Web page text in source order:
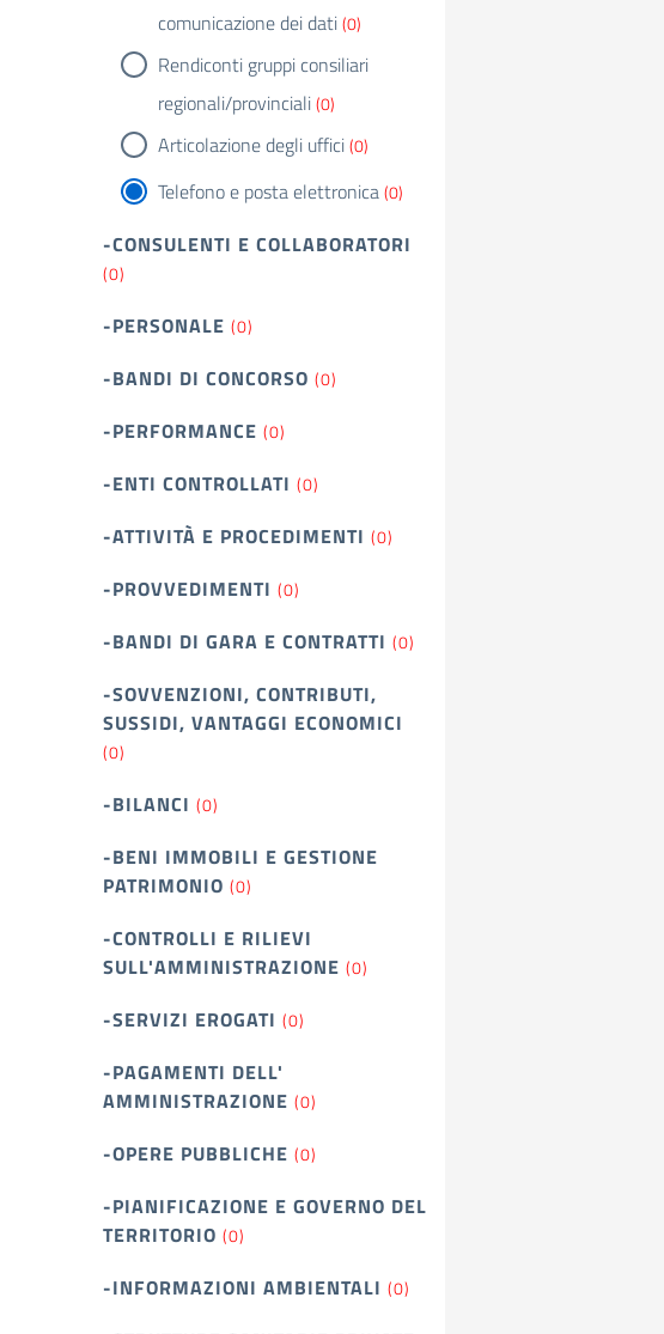
comunicazione dei dati(0)
Rendiconti gruppi consiliari
regionali/provinciali(0)
Articolazione degli uffici(0)
Telefono e posta elettronica(0)
-CONSULENTI E COLLABORATORI
(0)
-PERSONALE (0)
-BANDI DI CONCORSO (0)
-PERFORMANCE (0)
-ENTI CONTROLLATI (0)
-ATTIVITÀ E PROCEDIMENTI (0)
-PROVVEDIMENTI (0)
-BANDI DI GARA E CONTRATTI (0)
-SOVVENZIONI, CONTRIBUTI,
SUSSIDI, VANTAGGI ECONOMICI
(0)
-BILANCI (0)
-BENI IMMOBILI E GESTIONE
PATRIMONIO (0)
-CONTROLLI E RILIEVI
SULL'AMMINISTRAZIONE (0)
-SERVIZI EROGATI (0)
-PAGAMENTI DELL'
AMMINISTRAZIONE (0)
-OPERE PUBBLICHE (0)
-PIANIFICAZIONE E GOVERNO DEL
TERRITORIO (0)
-INFORMAZIONI AMBIENTALI (0)